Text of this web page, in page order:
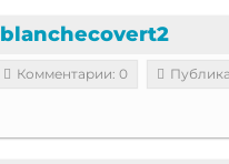
blanchecovert2
Комментарии: 0